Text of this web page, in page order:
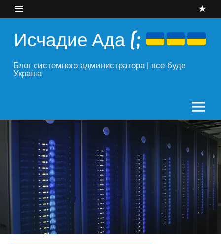
content
Исчадие Ада (;
Блог системного администратора | все буде
Україна